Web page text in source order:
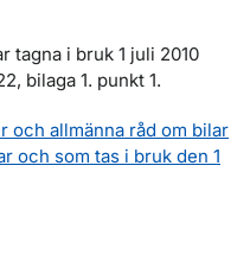
tagna i bruk 1 juli 2010
bilaga 1. punkt 1.
allmänna råd om bilar
och som tas i bruk den 1